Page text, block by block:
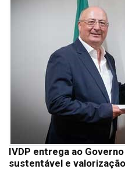
IVDP entrega ao
sustentável e